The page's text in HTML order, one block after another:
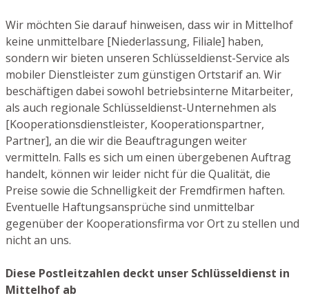
Wir möchten Sie darauf hinweisen, dass wir in Mittelhof
keine unmittelbare [Niederlassung, Filiale] haben,
sondern wir bieten unseren Schlüsseldienst-Service als
mobiler Dienstleister zum günstigen Ortstarif an. Wir
beschäftigen dabei sowohl betriebsinterne Mitarbeiter,
als auch regionale Schlüsseldienst-Unternehmen als
[Kooperationsdienstleister, Kooperationspartner,
Partner], an die wir die Beauftragungen weiter
vermitteln. Falls es sich um einen übergebenen Auftrag
handelt, können wir leider nicht für die Qualität, die
Preise sowie die Schnelligkeit der Fremdfirmen haften.
Eventuelle Haftungsansprüche sind unmittelbar
gegenüber der Kooperationsfirma vor Ort zu stellen und
nicht an uns.
Diese Postleitzahlen deckt unser Schlüsseldienst in
Mittelhof ab